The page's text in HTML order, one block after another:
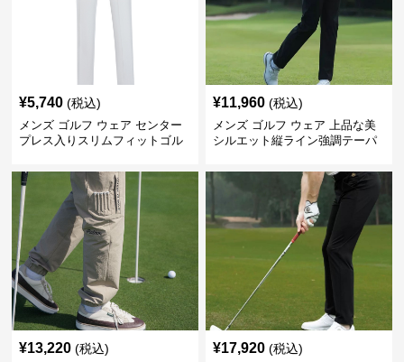
¥5,740 (税込)
メンズ ゴルフ ウェア センター
プレス入りスリムフィットゴル
¥11,960 (税込)
メンズ ゴルフ ウェア 上品な美
シルエット縦ライン強調テーパ
¥13,220 (税込) ¥17,920 (税込)